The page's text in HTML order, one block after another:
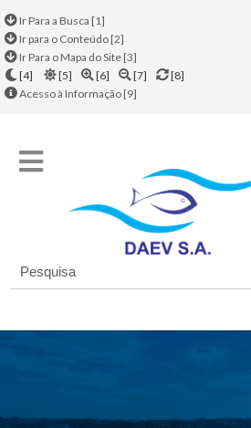
Ir Para a Busca [1]
Ir para o Conteúdo [2]
Ir Para o Mapa do Site [3]
[4]
[5] [6] [7]
[8]
Acesso à Informação [9]